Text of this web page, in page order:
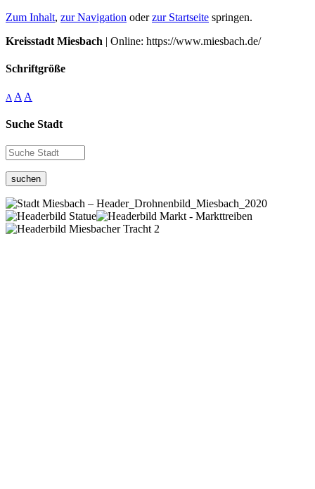
Zum Inhalt, zur Navigation oderzur Startseite springen.
Kreisstadt Miesbach | Online: https://www.miesbach.de/
Schriftgröße
A A A
Suche Stadt
suchen